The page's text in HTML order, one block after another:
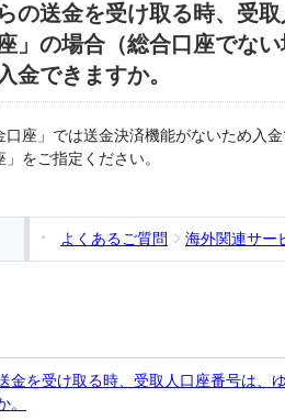
の送金を受け取る時、受
」の場合（総合口座でな
金できますか。
口座」では送金決済機能がないため入
」をご指定ください。
よくあるご質問 海外関連サー
金を受け取る時、受取人口座番号は、
。